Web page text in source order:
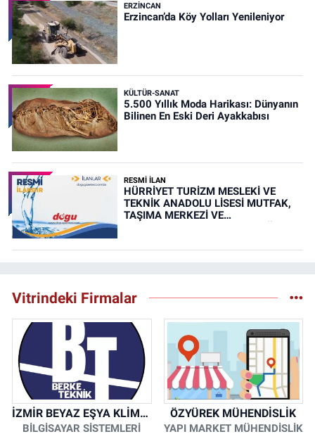
ERZINCAN
Erzincan’da Köy Yolları Yenileniyor
KÜLTÜR-SANAT
5.500 Yıllık Moda Harikası: Dünyanın
Bilinen En Eski Deri Ayakkabısı
RESMİ İLAN
HÜRRİYET TURİZM MESLEKİ VE
TEKNİK ANADOLU LİSESİ MUTFAK,
TAŞIMA MERKEZİ VE
Vitrindeki Firmalar
İZMİR BEYAZ EŞYA KLİMA KOMBİ SERVİSİ
BİLGİSAYAR SİSTEMLERİ
ÖZYÜREK MÜHENDİSLİK
YAPI MARKET MÜHENDİSLİK